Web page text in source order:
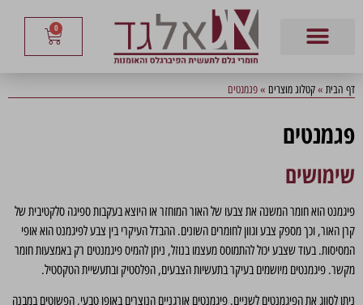
0
דף הבית »קטלוג מוצרים »פגמנטים
פגמנטים
שימושים
פיגמנט הוא חומר המשנה את צבעו של האור המוחזר או היוצא בעקבות ספיגה סלקטיבית של
קרן האור, וכך מספק צבע וגוון לחומרים השונים. ההבדל העיקרי בין צבע לפיגמנט הוא אופי
המסיסות. בעוד שצבע יכול להתמוסס מעצמו בנוזל, ניתן להמיס פיגמנטים רק באמצעות חומר
מקשר. פיגמנטים מיושמים בעיקר בתעשיות הצבעים, הפלסטיק ובתעשיית הטקסטיל.
ניתן לסווג את הפיגמנטים לשניים. פיגמנטים אורגניים הנוצרים באופן טבעי, הפשוטים במבנה